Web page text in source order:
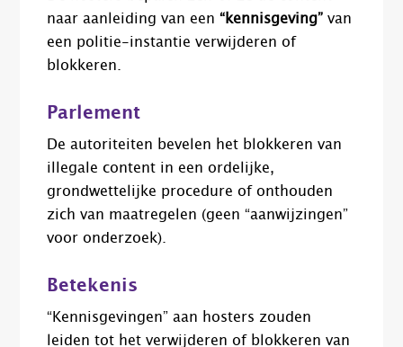
naar aanleiding van een“kennisgeving” van
een politie-instantie verwijderen of
blokkeren.
Parlement
De autoriteiten bevelen het blokkeren van
illegale content in een ordelijke,
grondwettelijke procedure of onthouden
zich van maatregelen (geen “aanwijzingen”
voor onderzoek).
Betekenis
“Kennisgevingen” aan hosters zouden
leiden tot het verwijderen of blokkeren van